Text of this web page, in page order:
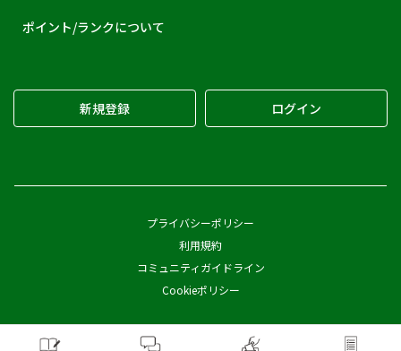
ポイント/ランクについて
新規登録 ログイン
プライバシーポリシー
利用規約
コミュニティガイドライン
Cookieポリシー